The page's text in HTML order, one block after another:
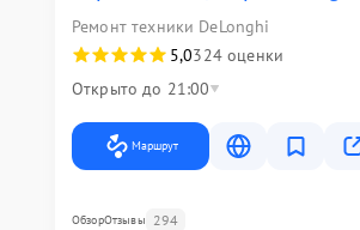
Ремонт техники DeLonghi
5,0324 оценки
Открыто до 21:00
Маршрут
ОбзорОтзывы 294